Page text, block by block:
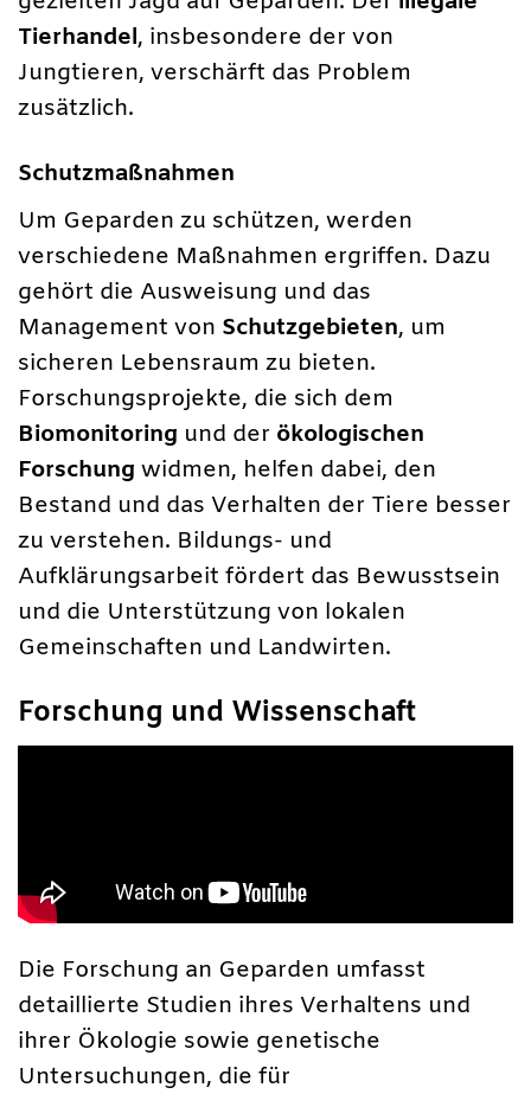
Tierhandel, insbesondere der von
Jungtieren, verschärft das Problem
zusätzlich.
Schutzmaßnahmen
Um Geparden zu schützen, werden
verschiedene Maßnahmen ergriffen. Dazu
gehört die Ausweisung und das
Management von Schutzgebieten, um
sicheren Lebensraum zu bieten.
Forschungsprojekte, die sich dem
Biomonitoring und der ökologischen
Forschung widmen, helfen dabei, den
Bestand und das Verhalten der Tiere besser
zu verstehen. Bildungs- und
Aufklärungsarbeit fördert das Bewusstsein
und die Unterstützung von lokalen
Gemeinschaften und Landwirten.
Forschung und Wissenschaft
Die Forschung an Geparden umfasst
detaillierte Studien ihres Verhaltens und
ihrer Ökologie sowie genetische
Untersuchungen, die für